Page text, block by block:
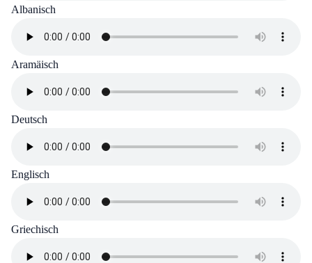
Albanisch
Aramäisch
Deutsch
Englisch
Griechisch